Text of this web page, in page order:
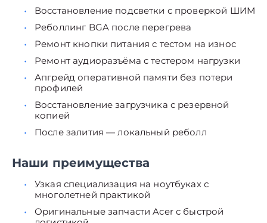
Восстановление подсветки с проверкой ШИМ
Реболлинг BGA после перегрева
Ремонт кнопки питания с тестом на износ
Ремонт аудиоразъёма с тестером нагрузки
Апгрейд оперативной памяти без потери
профилей
Восстановление загрузчика с резервной
копией
После залития — локальный реболл
Наши преимущества
Узкая специализация на ноутбуках с
многолетней практикой
Оригинальные запчасти Acer с быстрой